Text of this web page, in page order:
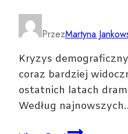
PrzezMartyna
Kryzys
coraz bardziej
ostatnich latach
Według
Ile